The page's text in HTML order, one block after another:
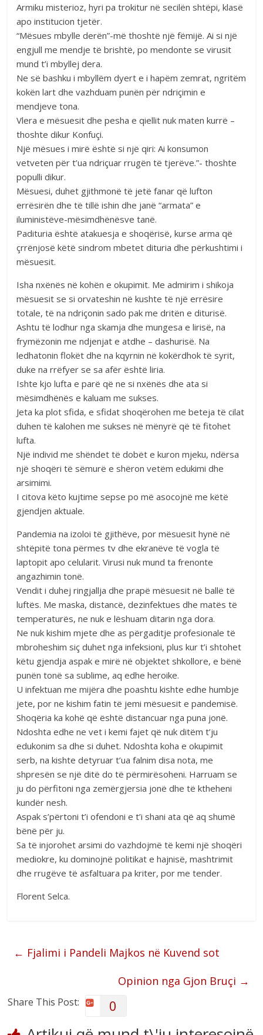
Armiku misterioz, hyri pa trokitur në secilën shtëpi, klasë
apo institucion tjetër.
“Mësues mbylle derën”-më thoshtë një fëmijë. Ai si një
engjull me mendje të brishtë, po mendonte se virusit
mund t’i mbyllej dera.
Ne së bashku i mbyllëm dyert e i hapëm zemrat, ngritëm
kokën lart dhe vazhduam punën për ndriçimin e
mendjeve tona.
Vlera e mësuesit dhe pesha e qiellit nuk maten kurrë –
thoshte dikur Konfuçi.
Një mësues i mirë është si një qiri: Ai konsumon
vetveten për t’ua ndriçuar rrugën të tjerëve.”- thoshte
populli dikur.
Mësuesi, duhet gjithmonë të jetë fanar që lufton
errësirën dhe të tillë ishin dhe janë “armata” e
iluministëve-mësimdhënësve tanë.
Padituria është atakuesja e shoqërisë, kurse arma që
çrrënjosë këtë sindrom mbetet dituria dhe përkushtimi i
mësuesit.
Isha nxënës në kohën e okupimit. Me admirim i shikoja
mësuesit se si orvateshin në kushte të një errësire
totale, të na ndriçonin sado pak me dritën e diturisë.
Ashtu të lodhur nga skamja dhe mungesa e lirisë, na
frymëzonin me ndjenjat e atdhe – dashurisë. Na
ledhatonin flokët dhe na kqyrnin në kokërdhok të syrit,
duke na rrëfyer se sa afër është liria.
Ishte kjo lufta e parë që ne si nxënës dhe ata si
mësimdhënës e kaluam me sukses.
Jeta ka plot sfida, e sfidat shoqërohen me beteja të cilat
duhen të kalohen me sukses në mënyrë që të fitohet
lufta.
Një individ me shëndet të dobët e kuron mjeku, ndërsa
një shoqëri të sëmurë e shëron vetëm edukimi dhe
arsimimi.
I citova këto kujtime sepse po më asocojnë me këtë
gjendjen aktuale.
Pandemia na izoloi të gjithëve, por mësuesit hynë në
shtëpitë tona përmes tv dhe ekranëve të vogla të
laptopit apo celularit. Virusi nuk mund ta frenonte
angazhimin tonë.
Vendit i duhej ringjallja dhe prapë mësuesit në ballë të
luftës. Me maska, distancë, dezinfektues dhe matës të
temperaturës, ne nuk e lëshuam ditarin nga dora.
Ne nuk kishim mjete dhe as përgaditje profesionale të
mbroheshim siç duhet nga infeksioni, plus kur t’i shtohet
këtu gjendja aspak e mirë në objektet shkollore, e bënë
punën tonë sa sublime, aq edhe heroike.
U infektuan me mijëra dhe poashtu kishte edhe humbje
jete, por ne kishim fatin të jemi mësuesit e pandemisë.
Shoqëria ka kohë që është distancuar nga puna jonë.
Ndoshta edhe ne vet i kemi fajet që nuk ditëm t’ju
edukonim sa dhe si duhet. Ndoshta koha e okupimit
serb, na kishte detyruar t’ua falnim disa nota, me
shpresën se një ditë do të përmirësoheni. Harruam se
ju do përfitoni nga zemërgjersia jonë dhe të ktheheni
kundër nesh.
Aspak s’përtoni t’i ofendoni e t’i shani ata që aq shumë
bënë për ju.
Sa të injorohet arsimi do vazhdojmë të kemi një shoqëri
mediokre, ku dominojnë politikat e hajnisë, mashtrimit
dhe rrugëve të asfaltuara pa kriter, por me tender.
Florent Selca.
← Fjalimi i Pandeli Majkos në Kuvend sot
Opinion nga Gjon Bruçi →
Share This Post: 0